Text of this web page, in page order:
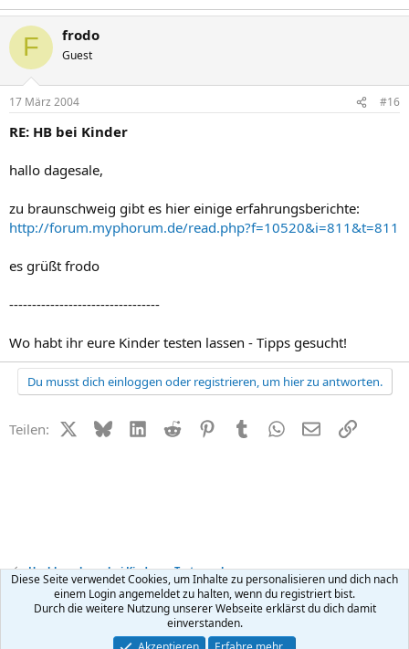
F frodo
Guest
17 März 2004 #16
RE: HB bei Kinder
hallo dagesale,
zu braunschweig gibt es hier einige erfahrungsberichte:
http://forum.myphorum.de/read.php?f=10520&i=811&t=811
es grüßt frodo
---------------------------------
Wo habt ihr eure Kinder testen lassen - Tipps gesucht!
Du musst dich einloggen oder registrieren, um hier zu antworten.
Teilen: X (Twitter)
BlueskyLinkedIn
Reddit PinterestTumblr WhatsApp
E-MailLink
Hochbegabung bei Kindern - Tests + erkennen
Kontakt Nutzungsbedingungen Datenschutz Hilfe
R
Community platform by XenForo ® © 2010-2026 XenForo Ltd.
Diese Seite verwendet Cookies, um Inhalte zu personalisieren und dich nach
einem Login angemeldet zu halten, wenn du registriert bist.
Durch die weitere Nutzung unserer Webseite erklärst du dich damit
einverstanden.